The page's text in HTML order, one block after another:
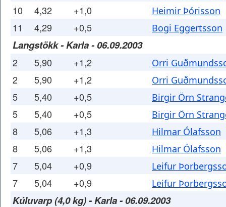
10 4,32 +1,0 Heimir Þórisson
11 4,29 +0,5 Bogi Eggertsson
Langstökk - Karla - 06.09.2003
2 5,90 +1,2 Orri
2 5,90 +1,2 Orri
5 5,40 +0,5 Birgir Örn
5 5,40 +0,5 Birgir Örn
8 5,06 +1,3 Hilmar Ólafsson
8 5,06 +1,3 Hilmar Ólafsson
7 5,04 +0,9 Leifur
7 5,04 +0,9 Leifur
Kúluvarp (4,0 kg) - Karla - 06.09.2003